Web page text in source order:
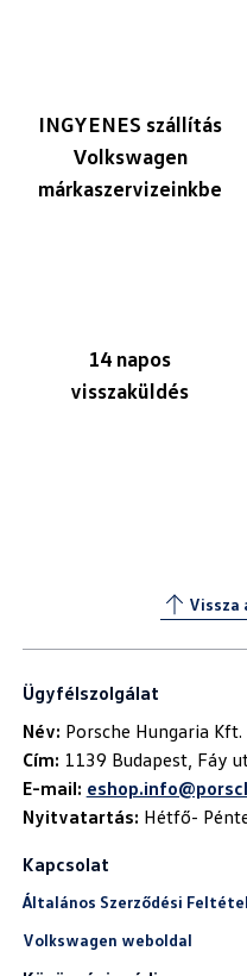
INGYENES szállítás
Volkswagen
márkaszervizeinkbe
14 napos
visszaküldés
Vissza
Ügyfélszolgálat
Név:
Cím:
E-mail:
Nyitvatartás: Hétfő-
Kapcsolat
Általános Szerződési
Volkswagen weboldal